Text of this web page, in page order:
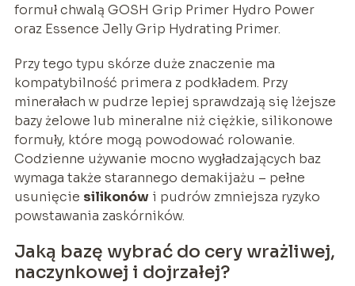
formuł chwalą GOSH Grip Primer Hydro Power
oraz Essence Jelly Grip Hydrating Primer.
Przy tego typu skórze duże znaczenie ma
kompatybilność primera z podkładem. Przy
minerałach w pudrze lepiej sprawdzają się lżejsze
bazy żelowe lub mineralne niż ciężkie, silikonowe
formuły, które mogą powodować rolowanie.
Codzienne używanie mocno wygładzających baz
wymaga także starannego demakijażu – pełne
usunięcie silikonówi pudrów zmniejsza ryzyko
powstawania zaskórników.
Jaką bazę wybrać do cery wrażliwej,
naczynkowej i dojrzałej?